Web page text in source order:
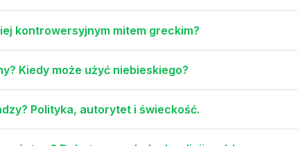
kontrowersyjnym mitem greckim?
Kiedy może użyć niebieskiego?
Polityka, autorytet i świeckość.